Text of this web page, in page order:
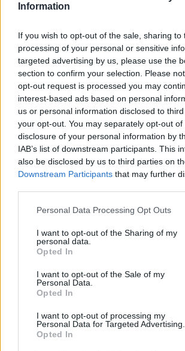
Information
If you wish to opt-out of the sale, sharing to
processing of your personal or sensitive
targeted advertising by us, please use the
section to confirm your selection. Please
opt-out request is processed you may
interest-based ads based on personal
us or personal information disclosed to
your opt-out. You may separately opt-out
disclosure of your personal information by
IAB’s list of downstream participants. This
also be disclosed by us to third parties on
Downstream Participants that may further
Personal Data Processing Opt Outs
I want to opt-out of the Sharing of my
personal data.
Opted In
I want to opt-out of the Sale of my
Personal Data.
Opted In
I want to opt-out of processing my
Personal Data for Targeted Advertising.
Opted In
Classic
Riepilogo stagione
Titolare
Entrato
stagionale